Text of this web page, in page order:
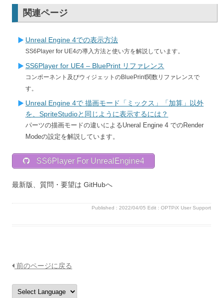
関連ページ
Unreal Engine 4での表示方法
SS6Player for UE4の導入方法と使い方を解説しています。
SS6Player for UE4 – BluePrint リファレンス
コンポーネント及びウィジェットのBluePrint関数リファレンスで
す。
Unreal Engine 4で 描画モード「ミックス」「加算」以外
を、SpriteStudioと同じように表示するには？
パーツの描画モードの違いによるUneral Engine 4 でのRender
Modeの設定を解説しています。
SS6Player For UnrealEngine4
最新版、質問・要望は GitHubへ
Published : 2022/04/05 Edit : OPTPiX User Support
前のページに戻る